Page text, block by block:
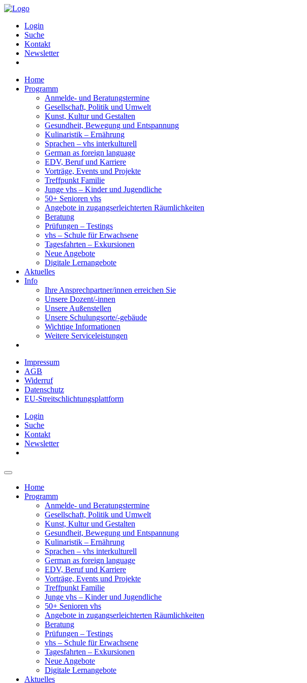
Login
Suche
Kontakt
Newsletter
Home
Programm
Anmelde- und Beratungstermine
Gesellschaft, Politik und Umwelt
Kunst, Kultur und Gestalten
Gesundheit, Bewegung und Entspannung
Kulinaristik – Ernährung
Sprachen – vhs interkulturell
German as foreign language
EDV, Beruf und Karriere
Vorträge, Events und Projekte
Treffpunkt Familie
Junge vhs – Kinder und Jugendliche
50+ Senioren vhs
Angebote in zugangserleichterten Räumlichkeiten
Beratung
Prüfungen – Testings
vhs – Schule für Erwachsene
Tagesfahrten – Exkursionen
Neue Angebote
Digitale Lernangebote
Aktuelles
Info
Ihre Ansprechpartner/innen erreichen Sie
Unsere Dozent/-innen
Unsere Außenstellen
Unsere Schulungsorte/-gebäude
Wichtige Informationen
Weitere Serviceleistungen
Impressum
AGB
Widerruf
Datenschutz
EU-Streitschlichtungsplattform
Login
Suche
Kontakt
Newsletter
Home
Programm
Anmelde- und Beratungstermine
Gesellschaft, Politik und Umwelt
Kunst, Kultur und Gestalten
Gesundheit, Bewegung und Entspannung
Kulinaristik – Ernährung
Sprachen – vhs interkulturell
German as foreign language
EDV, Beruf und Karriere
Vorträge, Events und Projekte
Treffpunkt Familie
Junge vhs – Kinder und Jugendliche
50+ Senioren vhs
Angebote in zugangserleichterten Räumlichkeiten
Beratung
Prüfungen – Testings
vhs – Schule für Erwachsene
Tagesfahrten – Exkursionen
Neue Angebote
Digitale Lernangebote
Aktuelles